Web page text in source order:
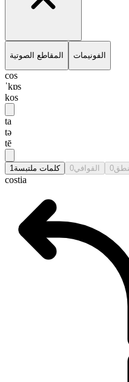
المقاطع الصوتية الفونيمات
cos
ˈkɒs
kos
ta
tə
tē
كلمات ملتبسة 1 القوافي0 0
costia